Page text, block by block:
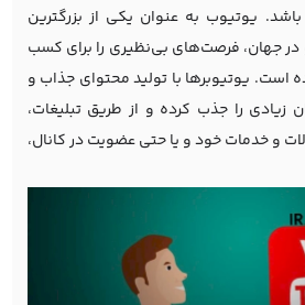
یوتیوب به عنوان یکی از بزرگترین
در جهان، فرصت‌های بی‌نظیری را برای کسب
است. یوتیوبرها با تولید محتوای جذاب و
زیادی را جذب کرده و از طریق تبلیغات،
و خدمات خود و یا حتی عضویت در کانال،